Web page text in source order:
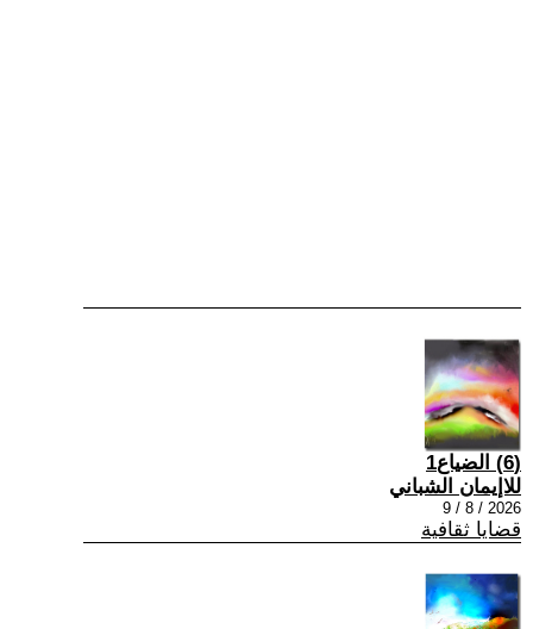
(6) الضياع1
للاإيمان الشباني
2026 / 8 / 9
قضايا ثقافية